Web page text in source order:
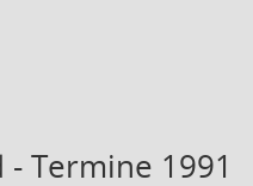
Termine 1991